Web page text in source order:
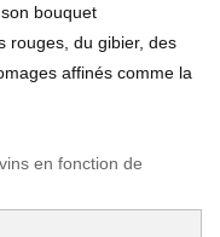
bouquet
rouges, du gibier, des
affinés comme la
en fonction de